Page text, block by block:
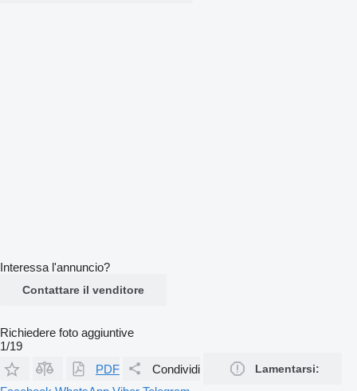
Interessa l'annuncio?
Contattare il venditore
Richiedere foto aggiuntive
1/19
PDF
Condividi Lamentarsi: